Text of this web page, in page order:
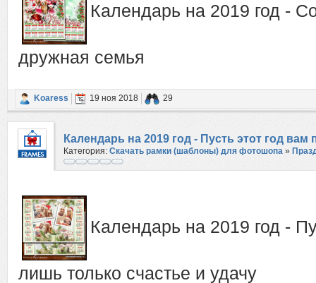
Календарь на 2019 год -
дружная семья
Koaress 19 ноя 2018 29
Календарь на 2019 год - Пусть этот год
Категория: Скачать рамки (шаблоны) для фотошопа »
Календарь на 2019 год -
лишь только счастье и удачу